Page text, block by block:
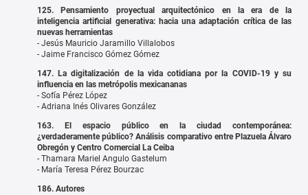
125. Pensamiento proyectual arquitectónico en la era de la
inteligencia artificial generativa: hacia una adaptación crítica de las
nuevas herramientas
- Jesús Mauricio Jaramillo Villalobos
- Jaime Francisco Gómez Gómez
147. La digitalización de la vida cotidiana por la COVID-19 y su
influencia en las metrópolis mexicananas
- Sofía Pérez López
- Adriana Inés Olivares González
163. El espacio público en la ciudad contemporánea:
¿verdaderamente público? Análisis comparativo entre Plazuela Álvaro
Obregón y Centro Comercial La Ceiba
- Thamara Mariel Angulo Gastelum
- María Teresa Pérez Bourzac
186. Autores